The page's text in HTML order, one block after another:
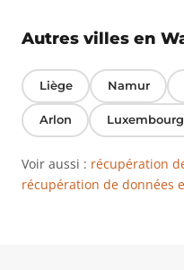
Autres villes en
Liège Namur
Arlon Luxembourg
Voir aussi : récupération
récupération de données